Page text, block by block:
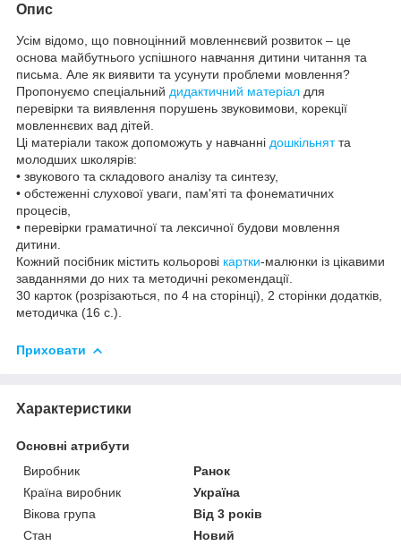
Опис
Усім відомо, що повноцінний мовленнєвий розвиток – це
основа майбутнього успішного навчання дитини читання та
письма. Але як виявити та усунути проблеми мовлення?
Пропонуємо спеціальний дидактичний матеріал для
перевірки та виявлення порушень звуковимови, корекції
мовленнєвих вад дітей.
Ці матеріали також допоможуть у навчанні дошкільнятта
молодших школярів:
• звукового та складового аналізу та синтезу,
• обстеженні слухової уваги, пам'яті та фонематичних
процесів,
• перевірки граматичної та лексичної будови мовлення
дитини.
Кожний посібник містить кольорові картки-малюнки із цікавими
завданнями до них та методичні рекомендації.
30 карток (розрізаються, по 4 на сторінці), 2 сторінки додатків,
методичка (16 с.).
Приховати
Характеристики
Основні атрибути
Виробник
Ранок
Країна виробник
Україна
Вікова група
Від 3 років
Стан
Новий